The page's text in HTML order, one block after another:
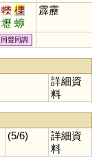
轢 櫟
壢 蝷
轣 皪
霹靂
同聲同調
詳細資
料
(5/6)
詳細資
料